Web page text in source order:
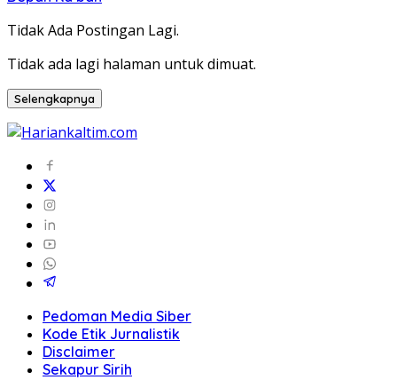
Tidak Ada Postingan Lagi.
Tidak ada lagi halaman untuk dimuat.
Selengkapnya
Pedoman Media Siber
Kode Etik Jurnalistik
Disclaimer
Sekapur Sirih